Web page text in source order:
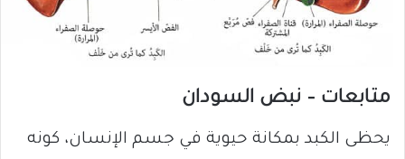
متابعات – نبض السودان
يحظى الكبد بمكانة حيوية في جسم الإنسان، كونه